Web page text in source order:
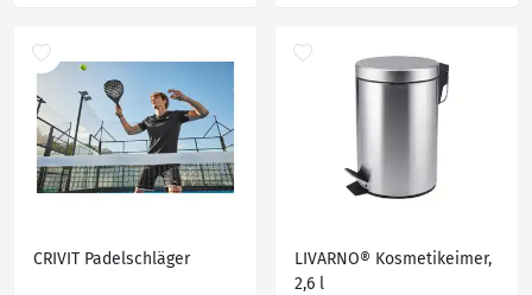
CRIVIT Padelschläger
LIVARNO® Kosmetikeimer,
2,6 l